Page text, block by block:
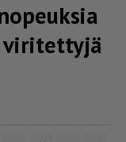
viritettyjä